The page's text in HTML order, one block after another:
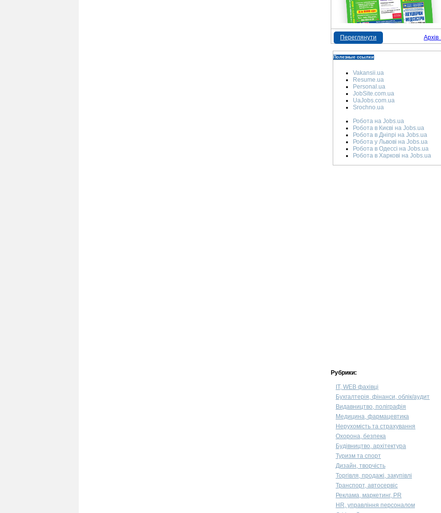
Переглянути
Полезные ссылки
Vakansii.ua
Resume.ua
Personal.ua
JobSite.com.ua
UaJobs.com.ua
Srochno.ua
Робота на Jobs.ua
Робота в Києві на Jobs.ua
Робота в Дніпрі на Jobs.ua
Робота у Львові на Jobs.ua
Робота в Одессі на Jobs.ua
Робота в Харкові на Jobs.ua
Рубрики:
IT, WEB фахівці
Бухгалтерія, фінанси, облік/аудит
Видавництво, поліграфія
Медицина, фармацевтика
Нерухомість та страхування
Охорона, безпека
Будівництво, архітектура
Туризм та спорт
Дизайн, творчість
Торгівля, продажі, закупівлі
Транспорт, автосервіс
Реклама, маркетинг, PR
HR, управління персоналом